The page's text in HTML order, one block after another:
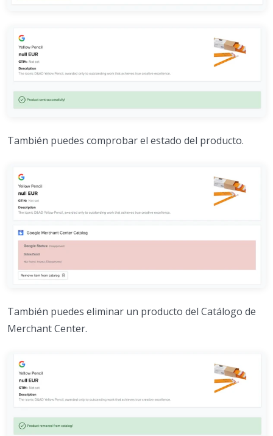
También puedes comprobar el estado del producto.
También puedes eliminar un producto del Catálogo de
Merchant Center.